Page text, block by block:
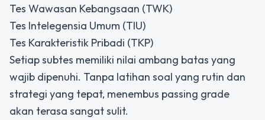
Tes Wawasan Kebangsaan (TWK)
Tes Intelegensia Umum (TIU)
Tes Karakteristik Pribadi (TKP)
Setiap subtes memiliki nilai ambang batas yang
wajib dipenuhi. Tanpa latihan soal yang rutin dan
strategi yang tepat, menembus passing grade
akan terasa sangat sulit.